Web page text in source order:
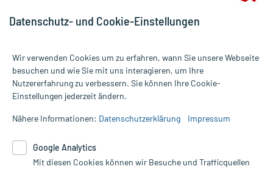
Alle Preise gelten inkl. MwSt., ggf. zzgl. Versandkosten
Informationen auf dieser Website werden ausschließlich für
die Untersuchung und Behandlung durch einen Arzt. Bitte
Therapien eingeleitet werden können. | Diese Webseite benutzt
Google Analytics. Lesen Sie bitte dazu die wichtigen Hinweise in
Datenschutz- und Cookie-Einstellungen
Wir verwenden Cookies um zu erfahren, wann Sie unsere Webseite
besuchen und wie Sie mit uns interagieren, um Ihre
Nutzererfahrung zu verbessern. Sie können Ihre Cookie-
Einstellungen jederzeit ändern.
Nähere Informationen: Datenschutzerklärung Impressum
Google Analytics
Mit diesen Cookies können wir Besuche und Trafficquellen